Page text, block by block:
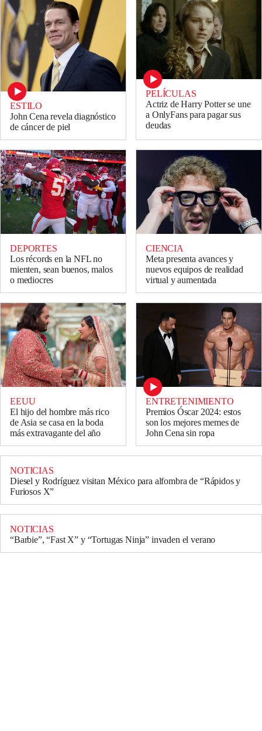
ESTILO
John Cena revela diagnóstico
de cáncer de piel
PELÍCULAS
Actriz de Harry Potter se une
a OnlyFans para pagar sus
deudas
DEPORTES
Los récords en la NFL no
mienten, sean buenos, malos
o mediocres
CIENCIA
Meta presenta avances y
nuevos equipos de realidad
virtual y aumentada
EEUU
El hijo del hombre más rico
de Asia se casa en la boda
más extravagante del año
ENTRETENIMIENTO
Premios Óscar 2024: estos
son los mejores memes de
John Cena sin ropa
NOTICIAS
Diesel y Rodríguez visitan México para alfombra de “Rápidos y
Furiosos X”
NOTICIAS
“Barbie”, “Fast X” y “Tortugas Ninja” invaden el verano